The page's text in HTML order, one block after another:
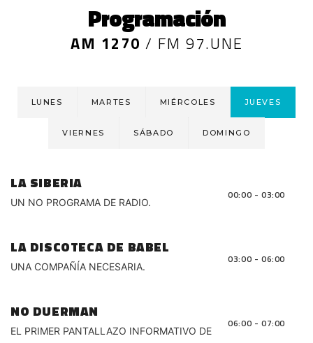
Programación
AM 1270 / FM 97.UNE
LUNES MARTES MIÉRCOLES JUEVES
VIERNES SÁBADO DOMINGO
LA SIBERIA
00:00 - 03:00
UN NO PROGRAMA DE RADIO.
LA DISCOTECA DE BABEL
03:00 - 06:00
UNA COMPAÑÍA NECESARIA.
NO DUERMAN
06:00 - 07:00
EL PRIMER PANTALLAZO INFORMATIVO DE